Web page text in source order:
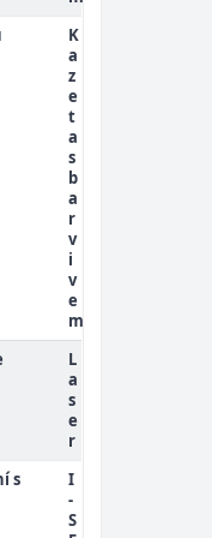
K
a
z
e
t
a
s
b
a
r
v
i
v
e
m
L
a
s
e
r
s
I
-
S